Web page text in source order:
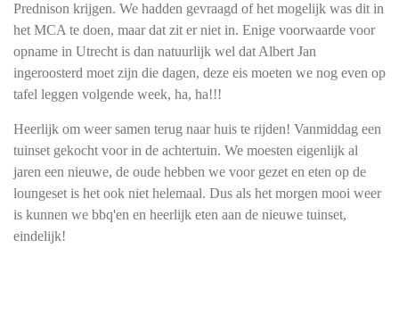
Prednison krijgen. We hadden gevraagd of het mogelijk was dit in
het MCA te doen, maar dat zit er niet in. Enige voorwaarde voor
opname in Utrecht is dan natuurlijk wel dat Albert Jan
ingeroosterd moet zijn die dagen, deze eis moeten we nog even op
tafel leggen volgende week, ha, ha!!!
Heerlijk om weer samen terug naar huis te rijden! Vanmiddag een
tuinset gekocht voor in de achtertuin. We moesten eigenlijk al
jaren een nieuwe, de oude hebben we voor gezet en eten op de
loungeset is het ook niet helemaal. Dus als het morgen mooi weer
is kunnen we bbq'en en heerlijk eten aan de nieuwe tuinset,
eindelijk!